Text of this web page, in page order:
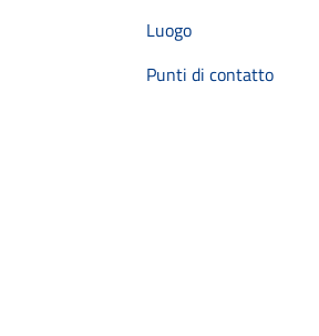
Luogo
Punti di contatto